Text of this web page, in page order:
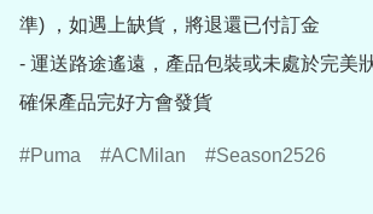
準) ，如遇上缺貨，將退還已付訂金
- 運送路途遙遠，產品包裝或未處於完美
確保產品完好方會發貨
Puma ACMilan Season2526